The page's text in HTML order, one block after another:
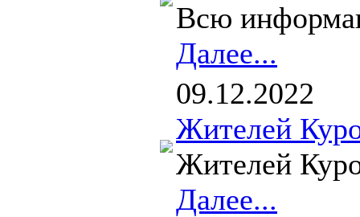
Всю
Далее...
09.12.2022
Жителей
Жителей
Далее...